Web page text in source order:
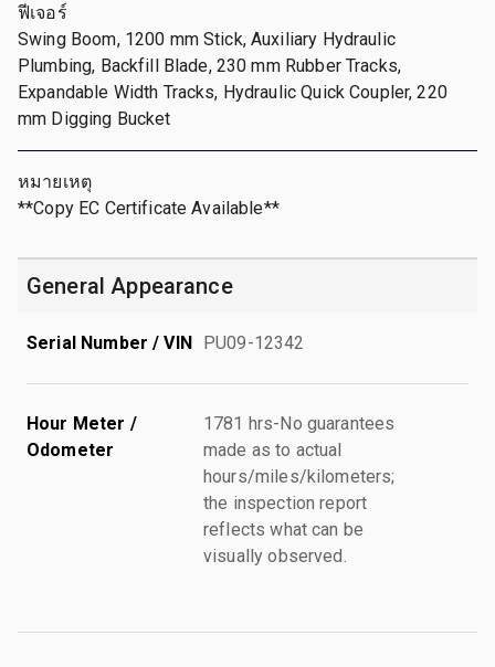
ฟีเจอร์
Swing Boom, 1200 mm Stick, Auxiliary Hydraulic
Plumbing, Backfill Blade, 230 mm Rubber Tracks,
Expandable Width Tracks, Hydraulic Quick Coupler, 220
mm Digging Bucket
หมายเหตุ
**Copy EC Certificate Available**
General Appearance
Serial Number / VIN PU09-12342
Hour Meter /
Odometer
1781 hrs-No guarantees
made as to actual
hours/miles/kilometers;
the inspection report
reflects what can be
visually observed.